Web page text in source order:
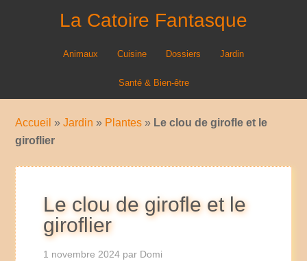
La Catoire Fantasque
Animaux Cuisine Dossiers Jardin
Santé & Bien-être
Accueil »Jardin » Plantes » Le clou de girofle et le
giroflier
Le clou de girofle et le
giroflier
1 novembre 2024 par Domi